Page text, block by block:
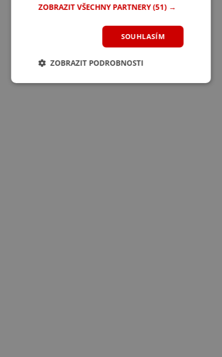
ZOBRAZIT VŠECHNY PARTNERY(51) →
SOUHLASÍM
ZOBRAZIT PODROBNOSTI